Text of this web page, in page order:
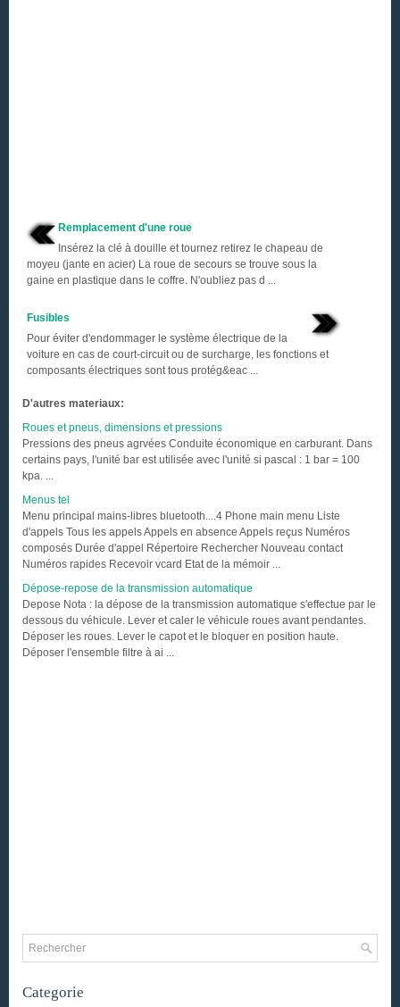
Remplacement d'une roue
Insérez la clé à douille et tournez retirez le chapeau de
moyeu (jante en acier) La roue de secours se trouve sous la
gaine en plastique dans le coffre. N'oubliez pas d ...
Fusibles
Pour éviter d'endommager le système électrique de la
voiture en cas de court-circuit ou de surcharge, les fonctions et
composants électriques sont tous protég&eac ...
D'autres materiaux:
Roues et pneus, dimensions et pressions
Pressions des pneus agrvées Conduite économique en carburant. Dans
certains pays, l'unité bar est utilisée avec l'unité si pascal : 1 bar = 100
kpa. ...
Menus tel
Menu principal mains-libres bluetooth....4 Phone main menu Liste
d'appels Tous les appels Appels en absence Appels reçus Numéros
composés Durée d'appel Répertoire Rechercher Nouveau contact
Numéros rapides Recevoir vcard Etat de la mémoir ...
Dépose-repose de la transmission automatique
Depose Nota : la dépose de la transmission automatique s'effectue par le
dessous du véhicule. Lever et caler le véhicule roues avant pendantes.
Déposer les roues. Lever le capot et le bloquer en position haute.
Déposer l'ensemble filtre à ai ...
Categorie